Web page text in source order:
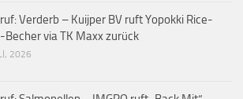
Verderb – Kuijper BV ruft Yopokki Rice-
Becher via TK Maxx zurück
2026